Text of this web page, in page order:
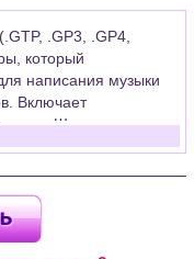
.GP3, .GP4,
который
написания музыки
Включает
Широко
затем
программу Guitar
её можно с